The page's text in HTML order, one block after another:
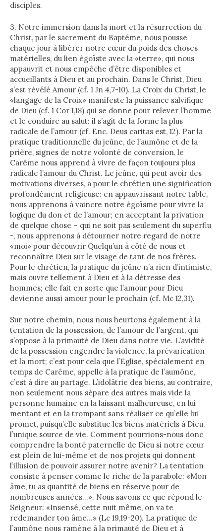
disciples.
3. Notre immersion dans la mort et la résurrection du
Christ, par le sacrement du Baptême, nous pousse
chaque jour à libérer notre cœur du poids des choses
matérielles, du lien égoïste avec la «terre», qui nous
appauvrit et nous empêche d’être disponibles et
accueillants à Dieu et au prochain. Dans le Christ, Dieu
s’est révélé Amour (cf. 1 Jn 4,7-10). La Croix du Christ, le
«langage de la Croix» manifeste la puissance salvifique
de Dieu (cf. 1 Cor 1,18) qui se donne pour relever l’homme
et le conduire au salut: il s’agit de la forme la plus
radicale de l’amour (cf. Enc. Deus caritas est, 12). Par la
pratique traditionnelle du jeûne, de l’aumône et de la
prière, signes de notre volonté de conversion, le
Carême nous apprend à vivre de façon toujours plus
radicale l’amour du Christ. Le jeûne, qui peut avoir des
motivations diverses, a pour le chrétien une signification
profondément religieuse: en appauvrissant notre table,
nous apprenons à vaincre notre égoïsme pour vivre la
logique du don et de l’amour; en acceptant la privation
de quelque chose – qui ne soit pas seulement du superflu
-, nous apprenons à détourner notre regard de notre
«moi» pour découvrir Quelqu’un à côté de nous et
reconnaître Dieu sur le visage de tant de nos frères.
Pour le chrétien, la pratique du jeûne n’a rien d’intimiste,
mais ouvre tellement à Dieu et à la détresse des
hommes; elle fait en sorte que l’amour pour Dieu
devienne aussi amour pour le prochain (cf. Mc 12,31).
Sur notre chemin, nous nous heurtons également à la
tentation de la possession, de l’amour de l’argent, qui
s’oppose à la primauté de Dieu dans notre vie. L’avidité
de la possession engendre la violence, la prévarication
et la mort; c’est pour cela que l’Eglise, spécialement en
temps de Carême, appelle à la pratique de l’aumône,
c’est à dire au partage. L’idolâtrie des biens, au contraire,
non seulement nous sépare des autres mais vide la
personne humaine en la laissant malheureuse, en lui
mentant et en la trompant sans réaliser ce qu’elle lui
promet, puisqu’elle substitue les biens matériels à Dieu,
l’unique source de vie. Comment pourrions-nous donc
comprendre la bonté paternelle de Dieu si notre cœur
est plein de lui-même et de nos projets qui donnent
l’illusion de pouvoir assurer notre avenir? La tentation
consiste à penser comme le riche de la parabole: «Mon
âme, tu as quantité de biens en réserve pour de
nombreuses années…». Nous savons ce que répond le
Seigneur: «Insensé, cette nuit même, on va te
redemander ton âme…» (Lc 19,19-20). La pratique de
l’aumône nous ramène à la primauté de Dieu et à